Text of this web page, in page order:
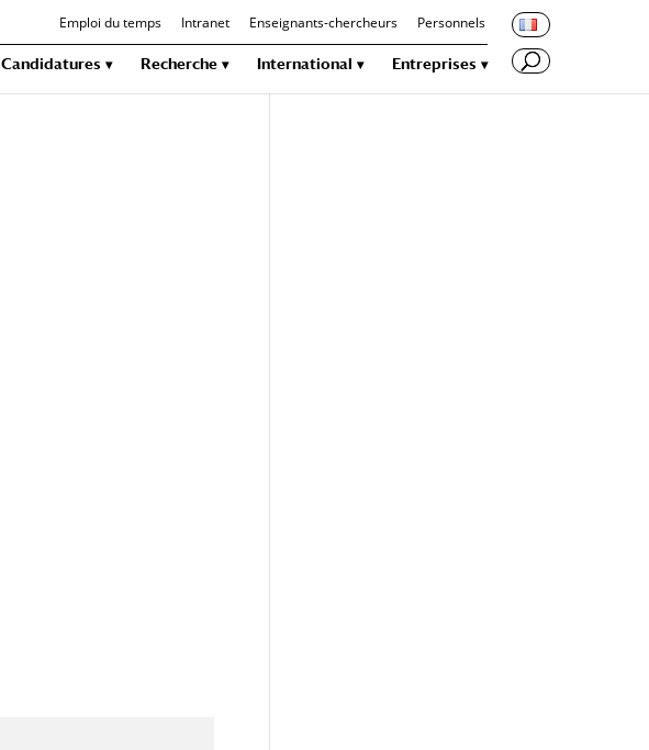
Emploi du temps Intranet Enseignants-chercheurs Personnels
Candidatures Recherche International Entreprises